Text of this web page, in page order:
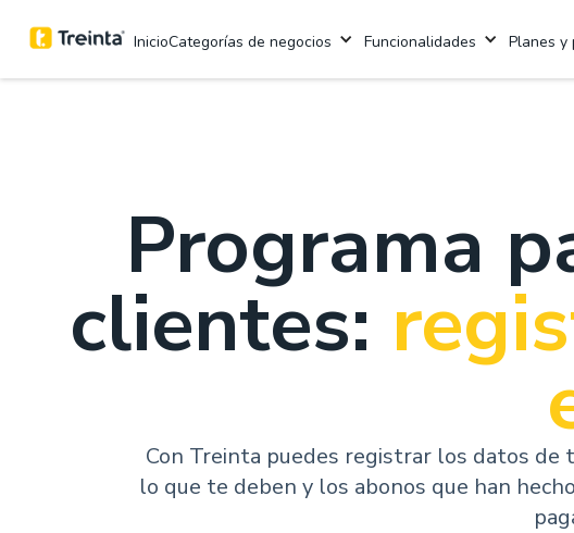
InicioCategorías de negocios Funcionalidades Planes y
Programa
clientes:
Con Treinta puedes registrar los datos
lo que te deben y los abonos que han